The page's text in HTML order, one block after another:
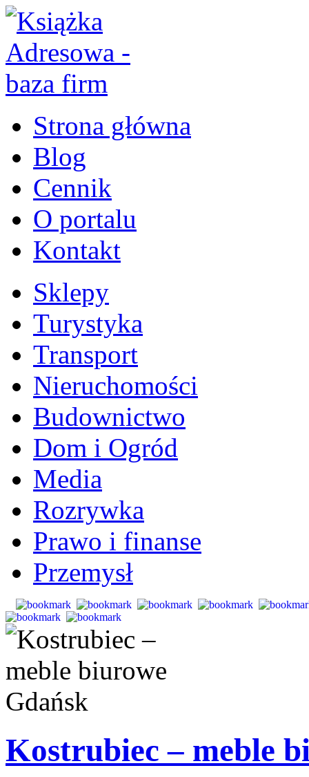
Strona główna
Blog
Cennik
O portalu
Kontakt
Sklepy
Turystyka
Transport
Nieruchomości
Budownictwo
Dom i Ogród
Media
Rozrywka
Prawo i finanse
Przemysł
Kostrubiec – meble